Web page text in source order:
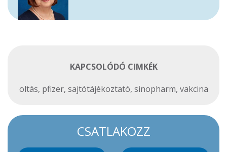
KAPCSOLÓDÓ CIMKÉK
oltás, pfizer, sajtótájékoztató, sinopharm, vakcina
CSATLAKOZZ